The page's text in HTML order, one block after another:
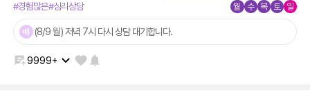
#경험많은#심리상담 월 수 목 토 일
(8/9 월) 저녁 7시 다시 상담 대기합니다.
9999+